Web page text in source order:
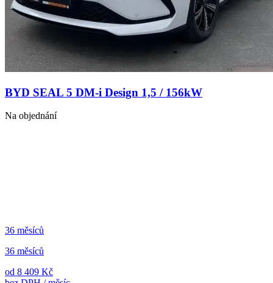
BYD SEAL 5 DM-i Design 1,5 / 156kW
Na objednání
36 měsíců
36 měsíců
od 8 409 Kč